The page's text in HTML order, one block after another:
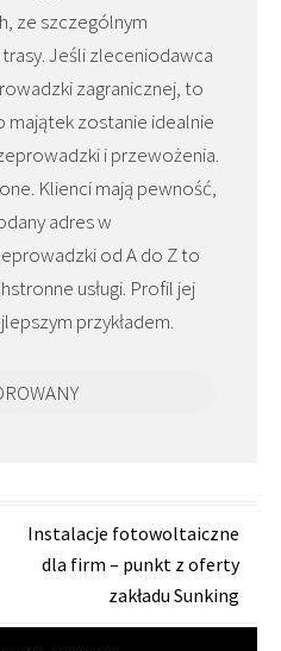
ze szczególnym
Jeśli zleceniodawca
zagranicznej, to
majątek zostanie idealnie
i przewożenia.
Klienci mają pewność,
adres w
od A do Z to
usługi. Profil jej
przykładem.
Instalacje fotowoltaiczne
dla firm – punkt z oferty
zakładu Sunking